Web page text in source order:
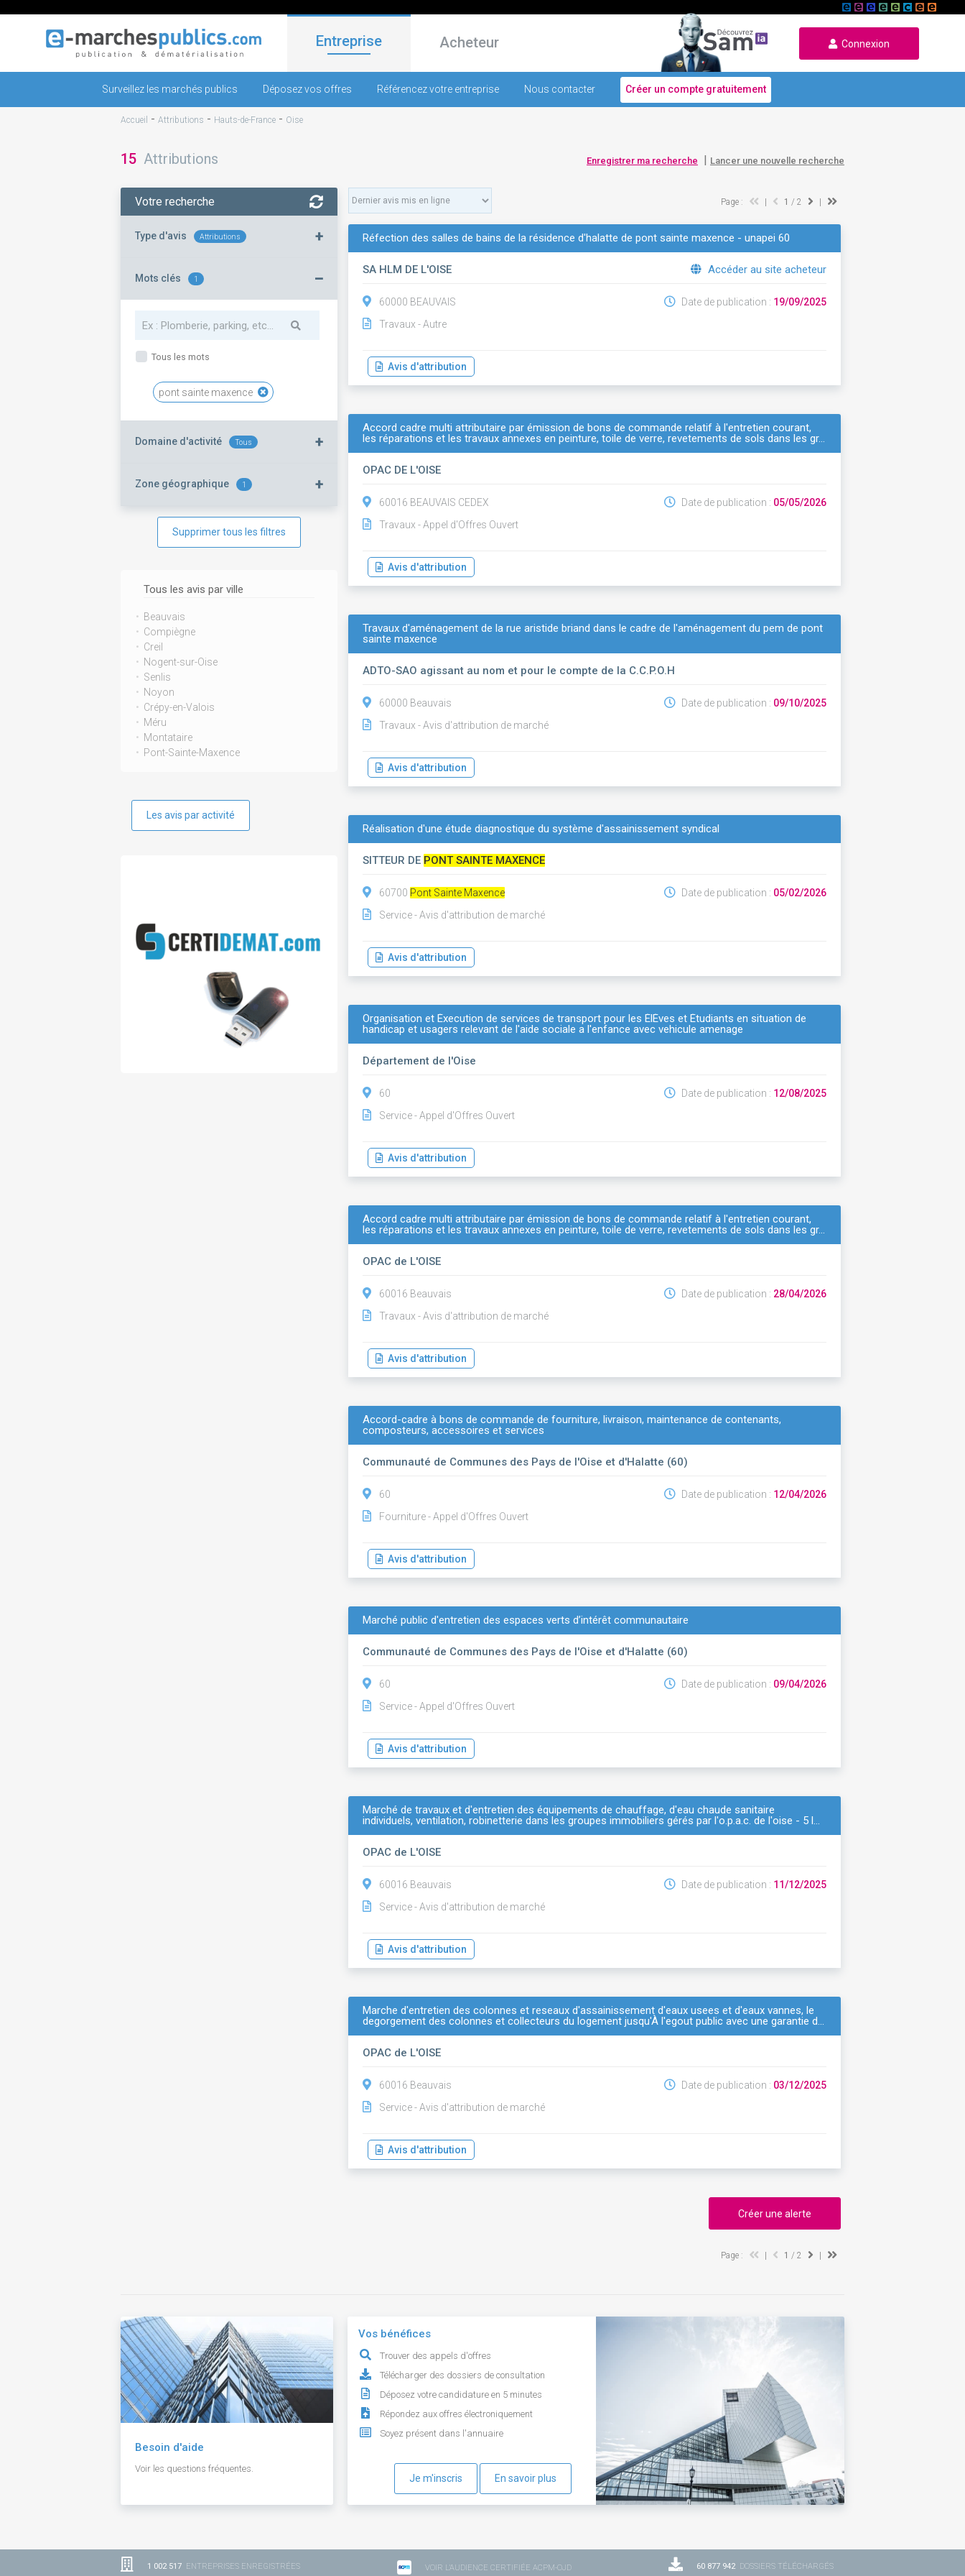
Entreprise Acheteur Connexion
Surveillez les marchés publics Déposez vos offres Référencez votre entreprise Nous contacter Créer un compte gratuitement
Accueil - Attributions - Hauts-de-France - Oise
15 Attributions Enregistrer ma recherche | Lancer une nouvelle recherche
Votre recherche
Type d'avis Attributions +
Mots clés 1 –
Tous les mots
pont sainte maxence
Domaine d'activité Tous +
Zone géographique 1 +
Supprimer tous les filtres
Tous les avis par ville
Beauvais
Compiègne
Creil
Nogent-sur-Oise
Senlis
Noyon
Crépy-en-Valois
Méru
Montataire
Pont-Sainte-Maxence
Les avis par activité
Page : 1 / 2
Réfection des salles de bains de la résidence d'halatte de pont sainte maxence - unapei 60
SA HLM DE L'OISE Accéder au site acheteur
60000 BEAUVAIS
Travaux - Autre
Date de publication : 19/09/2025
Avis d'attribution
Accord cadre multi attributaire par émission de bons de commande relatif à l'entretien courant,
les réparations et les travaux annexes en peinture, toile de verre, revetements de sols dans les gr…
OPAC DE L'OISE
60016 BEAUVAIS CEDEX
Travaux - Appel d'Offres Ouvert
Date de publication : 05/05/2026
Avis d'attribution
Travaux d'aménagement de la rue aristide briand dans le cadre de l'aménagement du pem de pont
sainte maxence
ADTO-SAO agissant au nom et pour le compte de la C.C.P.O.H
60000 Beauvais
Travaux - Avis d'attribution de marché
Date de publication : 09/10/2025
Avis d'attribution
Réalisation d'une étude diagnostique du système d'assainissement syndical
SITTEUR DE PONT SAINTE MAXENCE
60700 Pont Sainte Maxence
Service - Avis d'attribution de marché
Date de publication : 05/02/2026
Avis d'attribution
Organisation et Éxecution de services de transport pour les ÉlÈves et Étudiants en situation de
handicap et usagers relevant de l'aide sociale a l'enfance avec vehicule amenage
Département de l'Oise
60
Service - Appel d'Offres Ouvert
Date de publication : 12/08/2025
Avis d'attribution
Accord cadre multi attributaire par émission de bons de commande relatif à l'entretien courant,
les réparations et les travaux annexes en peinture, toile de verre, revetements de sols dans les gr…
OPAC de L'OISE
60016 Beauvais
Travaux - Avis d'attribution de marché
Date de publication : 28/04/2026
Avis d'attribution
Accord-cadre à bons de commande de fourniture, livraison, maintenance de contenants,
composteurs, accessoires et services
Communauté de Communes des Pays de l'Oise et d'Halatte (60)
60
Fourniture - Appel d'Offres Ouvert
Date de publication : 12/04/2026
Avis d'attribution
Marché public d'entretien des espaces verts d’intérêt communautaire
Communauté de Communes des Pays de l'Oise et d'Halatte (60)
60
Service - Appel d'Offres Ouvert
Date de publication : 09/04/2026
Avis d'attribution
Marché de travaux et d'entretien des équipements de chauffage, d'eau chaude sanitaire
individuels, ventilation, robinetterie dans les groupes immobiliers gérés par l'o.p.a.c. de l'oise - 5 l…
OPAC de L'OISE
60016 Beauvais
Service - Avis d'attribution de marché
Date de publication : 11/12/2025
Avis d'attribution
Marche d'entretien des colonnes et reseaux d'assainissement d'eaux usees et d'eaux vannes, le
degorgement des colonnes et collecteurs du logement jusqu'À l'egout public avec une garantie d…
OPAC de L'OISE
60016 Beauvais
Service - Avis d'attribution de marché
Date de publication : 03/12/2025
Avis d'attribution
Créer une alerte
Page : 1 / 2
Besoin d'aide
Voir les questions fréquentes.
Vos bénéfices
Trouver des appels d'offres
Télécharger des dossiers de consultation
Déposez votre candidature en 5 minutes
Répondez aux offres électroniquement
Soyez présent dans l'annuaire
Je m'inscris En savoir plus
1 002 517 ENTREPRISES ENREGISTRÉES VOIR L'AUDIENCE CERTIFIÉE ACPM-OJD 60 877 942DOSSIERS TÉLÉCHARGÉS